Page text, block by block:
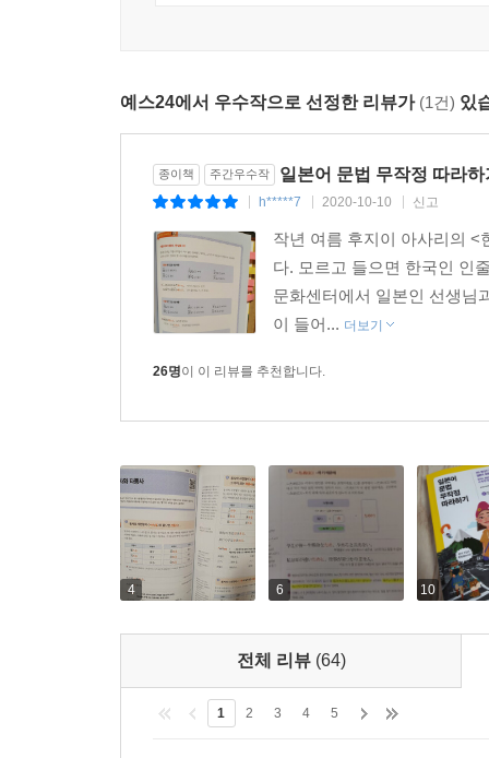
도전하기〉 코너에서는 각 과에서 익힌 문법이 글
4. 과외도 학원도 필요 없다!
후지이 아사리 선생님은 서울대에서 10년 이상
가세요〉와 같은 다양한 코너가 있어 일본어에
강의보다 훨씬 자세하고 꼼꼼하게 설명한 총 7시
★ 베타테스터들의 한마디
누가 봐도 쉽게 이해할 수 있는 설명!
더 재미있게 공부할 수 있었습니다. 개인적으로는
이해하기 쉬웠다고 할까요. 또 사역형, 수동형,
계속 헷갈리는 부분들이었는데 이번에 분명히 알
김현정 | 30대, 한국어 강사
배운 내용을 〈포인트 정리〉를 통해 다시 한 번
학습을 할 수 있는 시스템인 것 같아요. 제가 오
전혀 어렵지 않아요!
예스24에서 우수작으로 선정한 리뷰가 (1건) 있
종이책 주간우수작 일본어 문법 무작정 따라
h*****7 2020-10-10 신고
작년 여름 후지이 아사리의 <
다. 모르고 들으면 한국인 인
문화센터에서 일본인 선생님
이 들어... 더보기
26명이 이 리뷰를 추천합니다.
4 6 10
전체 리뷰 (64)
1 2 3 4 5